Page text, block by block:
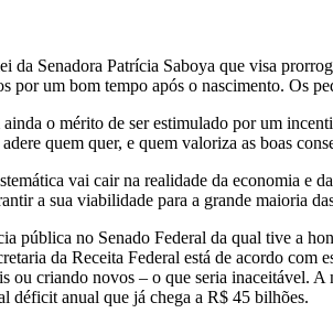
da Senadora Patrícia Saboya que visa
por um bom tempo após o nascimento. Os
o mérito de ser estimulado por um
quem quer, e quem valoriza as boas
vai cair na realidade da economia e
a sua viabilidade para a grande maioria
pública no Senado Federal da qual tive a
da Receita Federal está de acordo
ou criando novos – o que seria inaceitável. A
déficit anual que já chega a R$ 45 bilhões.